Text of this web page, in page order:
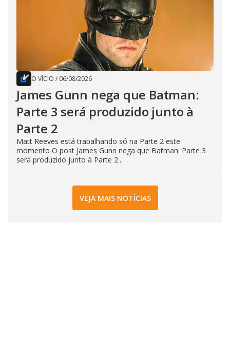
O VÍCIO / 06/08/2026
James Gunn nega que Batman:
Parte 3 será produzido junto à
Parte 2
Matt Reeves está trabalhando só na Parte 2 este
momento O post James Gunn nega que Batman: Parte 3
será produzido junto à Parte 2...
VEJA MAIS NOTÍCIAS